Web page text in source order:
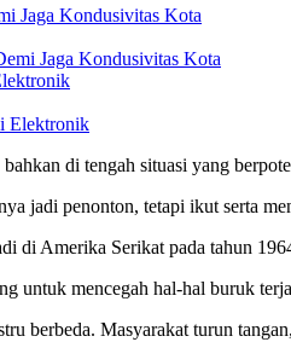
Jaga Kondusivitas Kota
di tengah situasi yang
jadi penonton, tetapi ikut serta
di Amerika Serikat pada tahun
untuk mencegah hal-hal buruk
berbeda. Masyarakat turun